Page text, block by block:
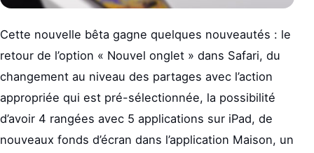
Cette nouvelle bêta gagne quelques nouveautés : le
retour de l’option « Nouvel onglet » dans Safari, du
changement au niveau des partages avec l’action
appropriée qui est pré-sélectionnée, la possibilité
d’avoir 4 rangées avec 5 applications sur iPad, de
nouveaux fonds d’écran dans l’application Maison, un